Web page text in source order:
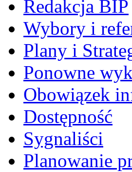
Redakcja BIP
Wybory i
Plany i
Ponowne
Obowiązek
Dostępność
Sygnaliści
Planowanie